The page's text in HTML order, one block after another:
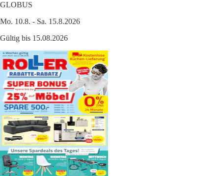
GLOBUS
Mo. 10.8. - Sa. 15.8.2026
Gültig bis 15.08.2026